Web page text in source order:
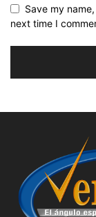
Save my
next time I